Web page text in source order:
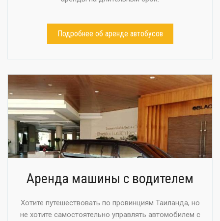
Подробнее об аренде автобусов
Аренда машины с водителем
Хотите путешествовать по провинциям Таиланда, но
не хотите самостоятельно управлять автомобилем с